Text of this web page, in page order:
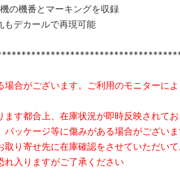
の機番とマーキングを収録
デカールで再現可能
合がございます。ご利用のモニターに
す都合上、在庫状況が即時反映されてお
ッケージ等に傷みがある場合がございま
り寄せ先に在庫確認をさせていただいて
入りますがご了承ください